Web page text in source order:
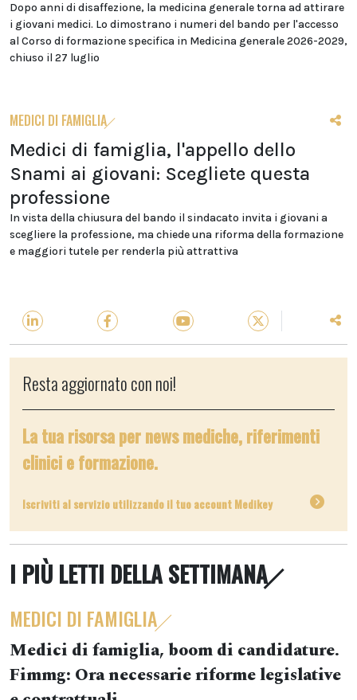
Dopo anni di disaffezione, la medicina generale torna ad attirare
i giovani medici. Lo dimostrano i numeri del bando per l'accesso
al Corso di formazione specifica in Medicina generale 2026-2029,
chiuso il 27 luglio
MEDICI DI FAMIGLIA
Medici di famiglia, l'appello dello
Snami ai giovani: Scegliete questa
professione
In vista della chiusura del bando il sindacato invita i giovani a
scegliere la professione, ma chiede una riforma della formazione
e maggiori tutele per renderla più attrattiva
Resta aggiornato con noi!
La tua risorsa per news mediche, riferimenti
clinici e formazione.
Iscriviti al servizio utilizzando il tuo account Medikey
I PIÙ LETTI DELLA SETTIMANA
MEDICI DI FAMIGLIA
Medici di famiglia, boom di candidature.
Fimmg: Ora necessarie riforme legislative